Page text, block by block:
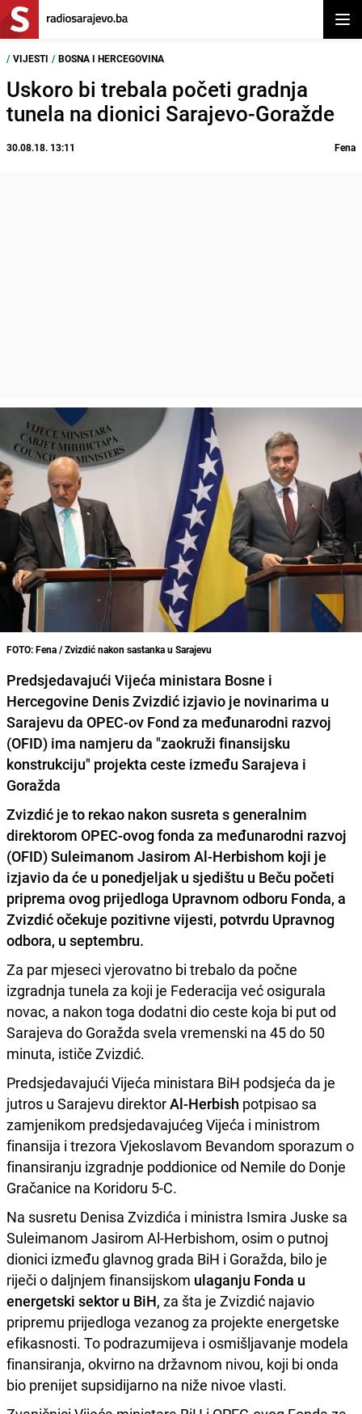
/ VIJESTI / BOSNA I HERCEGOVINA
Uskoro bi trebala početi gradnja
tunela na dionici Sarajevo-Goražde
30.08.18. 13:11 Fena
FOTO: Fena / Zvizdić nakon sastanka u Sarajevu
Predsjedavajući Vijeća ministara Bosne i
Hercegovine Denis Zvizdić izjavio je novinarima u
Sarajevu da OPEC-ov Fond za međunarodni razvoj
(OFID) ima namjeru da "zaokruži finansijsku
konstrukciju" projekta ceste između Sarajeva i
Goražda
Zvizdić je to rekao nakon susreta s generalnim
direktorom OPEC-ovog fonda za međunarodni razvoj
(OFID)Suleimanom Jasirom Al-Herbishom koji je
izjavio da će u ponedjeljak u sjedištu u Beču početi
priprema ovog prijedloga Upravnom odboru Fonda, a
Zvizdić očekuje pozitivne vijesti, potvrdu Upravnog
odbora, u septembru.
Za par mjeseci vjerovatno bi trebalo da počne
izgradnja tunela za koji je Federacija već osigurala
novac, a nakon toga dodatni dio ceste koja bi put od
Sarajeva do Goražda svela vremenski na 45 do 50
minuta, ističe Zvizdić.
Predsjedavajući Vijeća ministara BiH podsjeća da je
jutros u Sarajevu direktorAl-Herbish potpisao sa
zamjenikom predsjedavajućeg Vijeća i ministrom
finansija i trezora Vjekoslavom Bevandom sporazum o
finansiranju izgradnje poddionice od Nemile do Donje
Gračanice na Koridoru 5-C.
Na susretu Denisa Zvizdića i ministra Ismira Juske sa
Suleimanom Jasirom Al-Herbishom, osim o putnoj
dionici između glavnog grada BiH i Goražda, bilo je
riječi o daljnjem finansijskom ulaganju Fonda u
energetski sektor u BiH, za šta je Zvizdić najavio
pripremu prijedloga vezanog za projekte energetske
efikasnosti. To podrazumijeva i osmišljavanje modela
finansiranja, okvirno na državnom nivou, koji bi onda
bio prenijet supsidijarno na niže nivoe vlasti.